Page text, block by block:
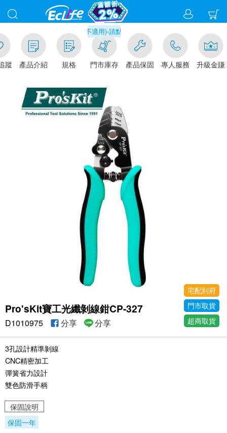
蹤 產品介紹 規格
市取貨現折1%(部分商品不適用)-請點我看
門市庫存 產品保固 專人服務 升級金賺
Pro'sKit寶工光纖剝線鉗CP-327
宅配到府
門市取貨
超商取貨
D1010975 分享 分享
3孔設計精準剝線
CNC精密加工
彈簧省力設計
雙色防滑手柄
保固說明
保固一年